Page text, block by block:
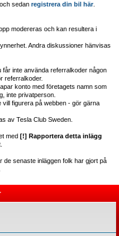
sedan registrera din bil här.
modereras och kan resultera i
Andra diskussioner hänvisas
får inte använda referralkoder någon
referralkoder.
konto med företagets namn som
inte privatperson.
figurera på webben - gör gärna
av Tesla Club Sweden.
med [!] Rapportera detta inlägg
de senaste inläggen folk har gjort på